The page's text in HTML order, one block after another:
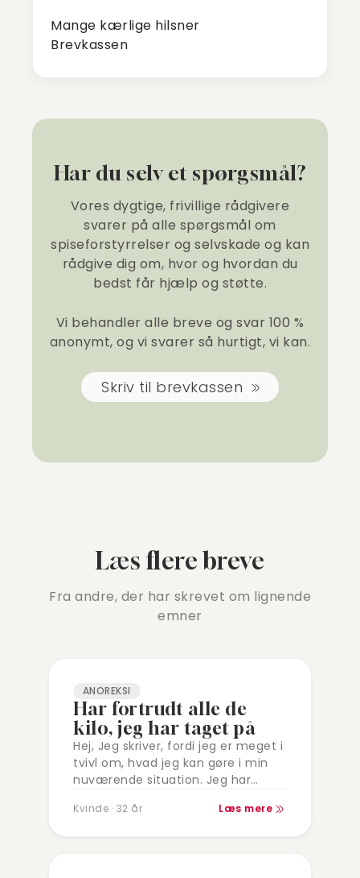
Mange kærlige hilsner
Brevkassen
Har du selv et spørgsmål?
Vores dygtige, frivillige rådgivere
svarer på alle spørgsmål om
spiseforstyrrelser og selvskade og kan
rådgive dig om, hvor og hvordan du
bedst får hjælp og støtte.
Vi behandler alle breve og svar 100 %
anonymt, og vi svarer så hurtigt, vi kan.
Skriv til brevkassen
Læs flere breve
Fra andre, der har skrevet om lignende
emner
ANOREKSI
Har fortrudt alle de
kilo, jeg har taget på
Hej, Jeg skriver, fordi jeg er meget i
tvivl om, hvad jeg kan gøre i min
nuværende situation. Jeg har
anoreksi fra…
Kvinde · 32 år Læs mere